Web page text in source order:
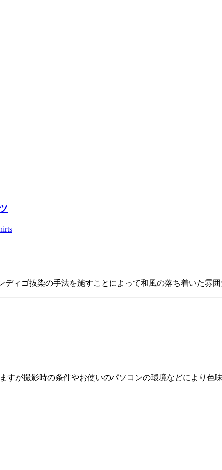
ィゴ抜染の手法を施すことによって和風の落ち着いた雰囲
が撮影時の条件やお使いのパソコンの環境などにより色